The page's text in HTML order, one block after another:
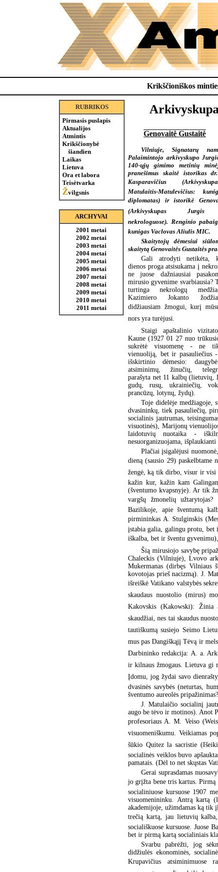
Krikščioniškos
RUBRIKOS
Pirmasis puslapis
Aktualijos
Atmintis
Krikščionybė
šiandien
Laikas
Lietuva
Ora et labora
Teisėtvarka
Žvilgsnis
ARCHYVAI
2001 metai
2002 metai
2003 metai
2004 metai
2005 metai
2006 metai
2007 metai
2008 metai
2009 metai
2010 metai
2011 metai
Genovaitė Gustaitė
Vilniuje, Signatarų
Palaimintojo arkivyskupo
140-ųjų gimimo metinių
pranešimus skaitė istorikas
Kasparavičius
Matulaitis-Matulevičius:
diplomatas) ir istorikė
(Arkivyskupas Jurgis
nekrologuose). Renginio
kunigas Vaclovas Aliulis MIC.
Skaitytojų dėmesiui
skaitytą Genovaitės Gustaitės
Gali atrodyti netikėta,
dienos proga atsisukama į
ne juose dažniausiai
mirusio gyvenime svarbiausia?
turtinga nekrologų
Kazimiero Jokanto
didžiausiam žmogui, kurį
nors yra turėjusi.
Staigi apaštalinio
Kaune (1927 01 27 nuo
sukrėtė visuomenę - ne
vienuoliją, bet ir pasauliečius
išskirtinio dėmesio:
atsiminimų, žinučių,
parašyta net 11 kalbų (lietuvių,
gudų, rusų, ukrainiečių,
prancūzų, lotynų, žydų).
Toje didelėje medžiagoje,
dvasininkų, tiek pasauliečių,
socialinis jautrumas,
visuotinės), Marijonų
laidotuvių nuotaika -
nesuorganizuojama,
Plačiai įsigalėjusi
dieną (sausio 29)
žengė, ką tik dirbo, visur ir visi
kažin kur, kažin kam
(šventumo kvapsnyje). Ar tik
vargšų žmonelių
Bazilikoje, apie šventumą
pirmininkas A. Stulginskis
įstabia galia, galingu protu, bet
iškalba, bet ir šventu
Šią mirusiojo savybę
Chaleckis (Vilniuje), Lvovo
Mukermanas (dirbęs Vilniaus
kovotojas prieš nacizmą). J.
išreiškė Vatikano valstybės
skaudaus nuostolio (mirus)
Kakovskis (Kakowski):
skaudžiai, nes tai skaudus
tautiškumą susiejo Seimo
mus pas Dangiškąjį Tėvą ir
Darbininko redakcija: A. a.
ir kilnaus žmogaus. Lietuva gi
Įdomu, jog žydai savo
dvasinės savybės (neturtas,
šventumo aureolės
J. Matulaičio socialinį
augo be tėvo ir motinos). Anot
profesoriaus A. M. Veiso
visuomeniškumu. Veikiamas
šūkio Quitez la sacristie
socialinės veiklos buvo
pamatais. (Dėl to net skųstas
Gerai suprasdamas
jo grįžta bene tris kartus. Pirmą
socialiniuose kursuose 1907
visuomenininku. Antrą kartą
akademijoje, užimdamas ką tik
trečią kartą, jau lietuvių kalba,
sociališkuose kursuose. Juose
bet ir pirmą kartą socialiniais
Svarbu pabrėžti, jog
didžiulės ekonominės,
Krupavičius atsiminimuose